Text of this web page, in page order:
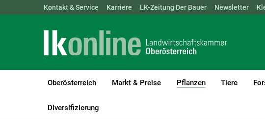
Landwirtschaftskammern: ÖSTERREICH BGLD KTN NÖ OÖ
Kontakt & Service Karriere LK-Zeitung Der Bauer Newsletter
Oberösterreich Markt & Preise Pflanzen
(current)1
Tiere
Diversifizierung
LK Oberösterreich Pflanzen